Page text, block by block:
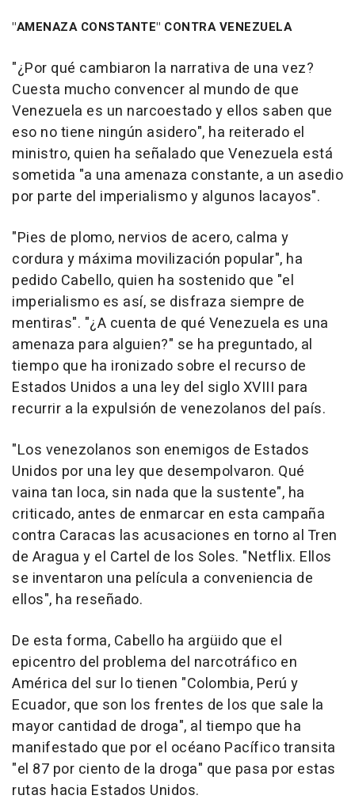
"AMENAZA CONSTANTE" CONTRA VENEZUELA
"¿Por qué cambiaron la narrativa de una vez?
Cuesta mucho convencer al mundo de que
Venezuela es un narcoestado y ellos saben que
eso no tiene ningún asidero", ha reiterado el
ministro, quien ha señalado que Venezuela está
sometida "a una amenaza constante, a un asedio
por parte del imperialismo y algunos lacayos".
"Pies de plomo, nervios de acero, calma y
cordura y máxima movilización popular", ha
pedido Cabello, quien ha sostenido que "el
imperialismo es así, se disfraza siempre de
mentiras". "¿A cuenta de qué Venezuela es una
amenaza para alguien?" se ha preguntado, al
tiempo que ha ironizado sobre el recurso de
Estados Unidos a una ley del siglo XVIII para
recurrir a la expulsión de venezolanos del país.
"Los venezolanos son enemigos de Estados
Unidos por una ley que desempolvaron. Qué
vaina tan loca, sin nada que la sustente", ha
criticado, antes de enmarcar en esta campaña
contra Caracas las acusaciones en torno al Tren
de Aragua y el Cartel de los Soles. "Netflix. Ellos
se inventaron una película a conveniencia de
ellos", ha reseñado.
De esta forma, Cabello ha argüido que el
epicentro del problema del narcotráfico en
América del sur lo tienen "Colombia, Perú y
Ecuador, que son los frentes de los que sale la
mayor cantidad de droga", al tiempo que ha
manifestado que por el océano Pacífico transita
"el 87 por ciento de la droga" que pasa por estas
rutas hacia Estados Unidos.